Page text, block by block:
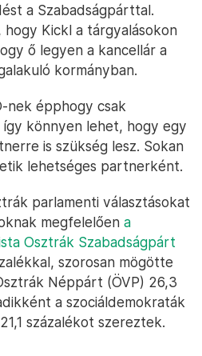
a Szabadságpárttal.
hogy Kickl a tárgyalásokon
ő legyen a kancellár a
kormányban.
nek épphogy csak
könnyen lehet, hogy egy
is szükség lesz. Sokan
lehetséges partnerként.
parlamenti választásokat
megfelelően a
Osztrák Szabadságpárt
szorosan mögötte
Néppárt (ÖVP) 26,3
a szociáldemokraták
százalékot szereztek.